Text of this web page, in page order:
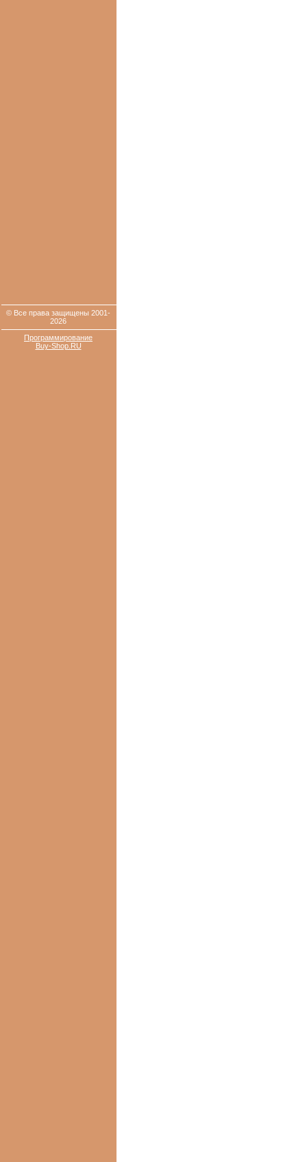
© Все права защищены 2001-
2026
Программирование
Buy-Shop.RU